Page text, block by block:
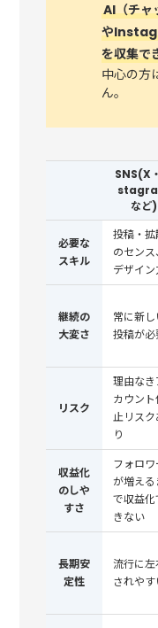
AI（チ
や
を収集で
中心の方
ん。
SNS(X
など)
必要な
スキル
投稿・拡
のセンス、
デザイン
継続の
大変さ
常に新し
投稿が必
リスク
理由なき
カウント
止リスク
り
収益化
のしや
すさ
フォロワ
が増える
で収益化
きない
長期安
定性
流行に左
されやす